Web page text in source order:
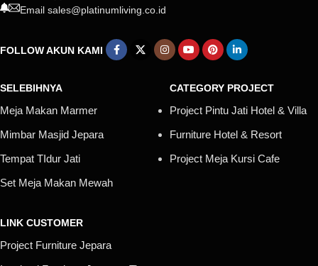
Email sales@platinumliving.co.id
FOLLOW AKUN KAMI
SELEBIHNYA
Meja Makan Marmer
Mimbar Masjid Jepara
Tempat TIdur Jati
Set Meja Makan Mewah
CATEGORY PROJECT
Project Pintu Jati Hotel & Villa
Furniture Hotel & Resort
Project Meja Kursi Cafe
LINK CUSTOMER
Project Furniture Jepara